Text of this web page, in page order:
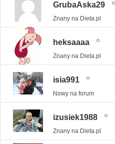
GrubaAska29
Znany na Dieta.pl
heksaaaa
Znany na Dieta.pl
isia991
Nowy na forum
izusiek1988
Znany na Dieta.pl